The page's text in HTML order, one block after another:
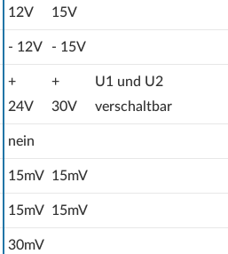
12V
15V
- 12V - 15V
+
24V
+
30V
U1 und U2
verschaltbar
nein
15mV 15mV
15mV 15mV
30mV